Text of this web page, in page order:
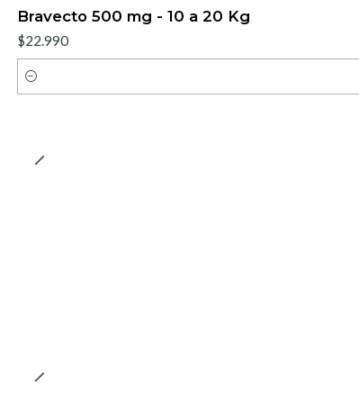
Bravecto 500 mg - 10 a 20 Kg
$22.990
Cantidad